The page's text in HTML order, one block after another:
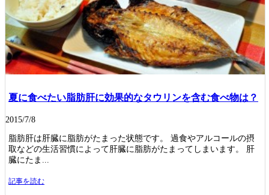
夏に食べたい脂肪肝に効果的なタウリンを含む食べ物は？
2015/7/8
脂肪肝は肝臓に脂肪がたまった状態です。 過食やアルコールの摂
取などの生活習慣によって肝臓に脂肪がたまってしまいます。 肝
臓にたま...
記事を読む